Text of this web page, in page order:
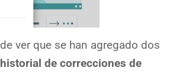
ver que se han agregado dos
de correcciones de